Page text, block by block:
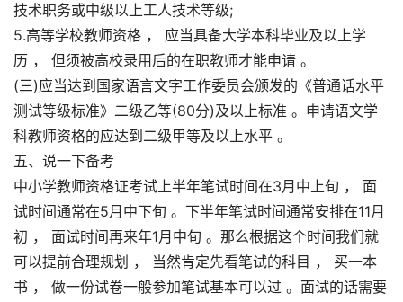
技术职务或中级以上工人技术等级;
5.高等学校教师资格 ， 应当具备大学本科毕业及以上学
历 ， 但须被高校录用后的在职教师才能申请 。
(三)应当达到国家语言文字工作委员会颁发的《普通话水平
测试等级标准》二级乙等(80分)及以上标准 。申请语文学
科教师资格的应达到二级甲等及以上水平 。
五、说一下备考
中小学教师资格证考试上半年笔试时间在3月中上旬 ， 面
试时间通常在5月中下旬 。下半年笔试时间通常安排在11月
初 ， 面试时间再来年1月中旬 。那么根据这个时间我们就
可以提前合理规划 ， 当然肯定先看笔试的科目 ， 买一本
书 ， 做一份试卷一般参加笔试基本可以过 。面试的话需要